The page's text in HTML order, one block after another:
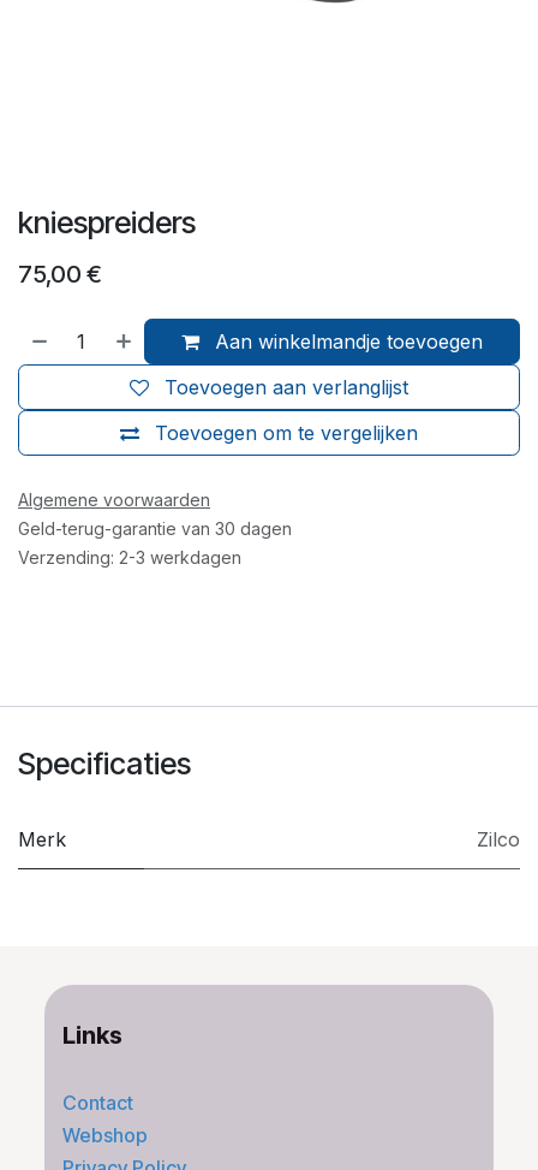
kniespreiders
75,00 €
Aan winkelmandje toevoegen
Toevoegen om te vergelijken
Toevoegen aan verlanglijst
Algemene voorwaarden
Geld-terug-garantie van 30 dagen
Verzending: 2-3 werkdagen
Specificaties
Merk Zilco
Links
Contact
Webshop